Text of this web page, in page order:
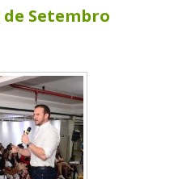
de Setembro